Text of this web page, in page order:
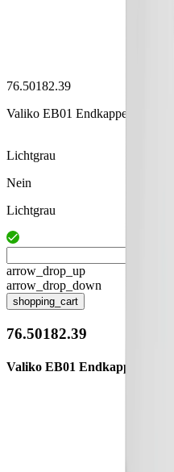
76.50182.39
Valiko EB01 Endkappe
Lichtgrau
Nein
Lichtgrau
arrow_drop_up
arrow_drop_down
shopping_cart
76.50182.39
Valiko EB01 Endkappe